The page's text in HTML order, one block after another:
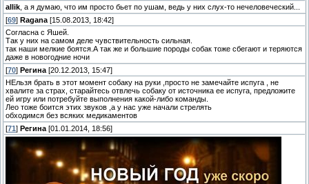
allik , а я думаю, что им просто бьет по ушам, ведь у них слух-то нечеловеческий...
[69] Ragana [15.08.2013, 18:42]
Согласна с Яшей.
Так у них на самом деле чувствительность сильная.
так наши мелкие боятся.А так же и большие породы собак тоже сбегают и теряются
даже в новогодние ночи
[70] Регина [20.12.2013, 15:47]
НЕльзя брать в этот момент собаку на руки ,просто не замечайте испуга , не
хвалите за страх, старайтесь отвлечь собаку от источника ее испуга, предложите
ей игру или потребуйте выполнения какой-либо команды.
Лео тоже боится этих звуков ,а у нас уже начали стрелять
обходимся без всяких медикаментов
[71 ] Регина [01.01.2014, 18:56]